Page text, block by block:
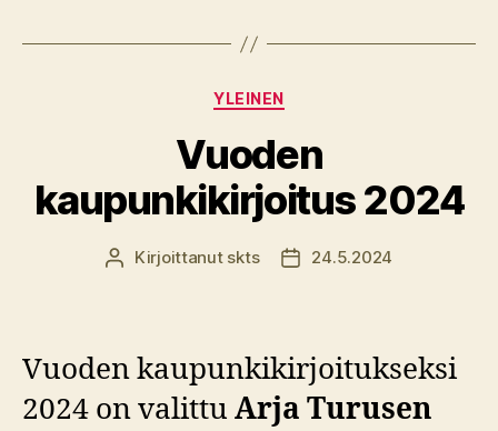
Kategoriat
YLEINEN
Vuoden
kaupunkikirjoitus 2024
Kirjoittaja
Kirjoittanut skts Julkaisupäivämäärä
24.5.2024
Vuoden kaupunkikirjoitukseksi
2024 on valittu Arja Turusen